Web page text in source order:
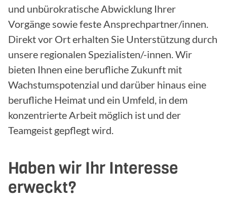
und unbürokratische Abwicklung Ihrer
Vorgänge sowie feste Ansprechpartner/innen.
Direkt vor Ort erhalten Sie Unterstützung durch
unsere regionalen Spezialisten/-innen. Wir
bieten Ihnen eine berufliche Zukunft mit
Wachstumspotenzial und darüber hinaus eine
berufliche Heimat und ein Umfeld, in dem
konzentrierte Arbeit möglich ist und der
Teamgeist gepflegt wird.
Haben wir Ihr Interesse
erweckt?